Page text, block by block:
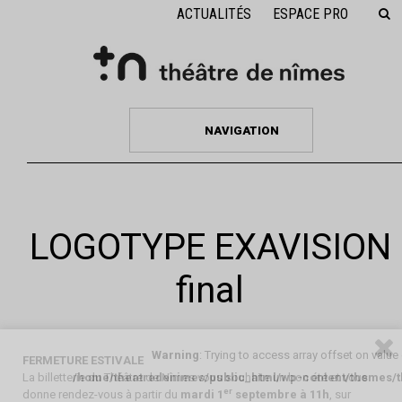
ACTUALITÉS ESPACE PRO
NAVIGATION
LOGOTYPE EXAVISION
final
Warning: Trying to access array offset on
/home/theatredenimes/public_html/wp-content/themes/
FERMETURE ESTIVALE
La billetterie du Théâtre de Nîmes vous souhaite un bon été et vous
donne rendez-vous à partir du mardi 1 er septembre à 11h , sur